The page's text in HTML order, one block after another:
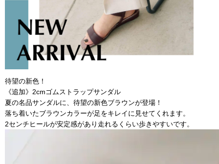
待望の新色！
《追加》2cmゴムストラップサンダル
夏の名品サンダルに、待望の新色ブラウンが登場！
落ち着いたブラウンカラーが足をキレイに見せてくれます。
2センチヒールが安定感があり走れるくらい歩きやすいです。